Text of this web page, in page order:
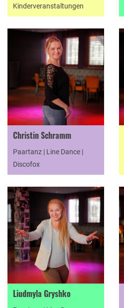
Kinderveranstaltungen
Christin Schramm
Paartanz | Line Dance |
Discofox
Liudmyla Gryshko